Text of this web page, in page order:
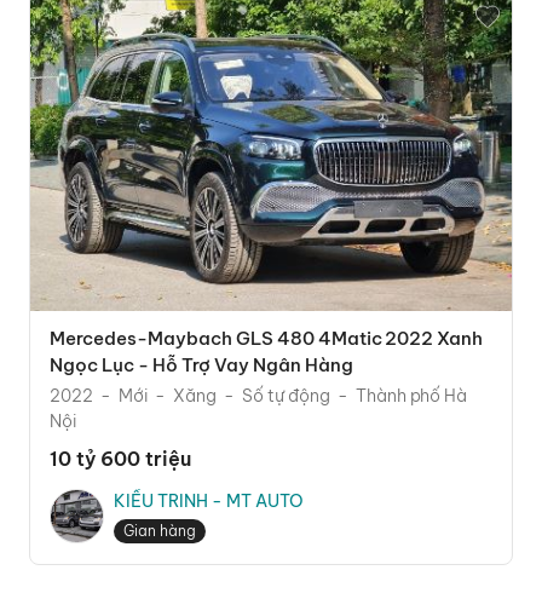
Mercedes-Maybach GLS 480 4Matic 2022 Xanh
Ngọc Lục - Hỗ Trợ Vay Ngân Hàng
2022 Mới Xăng Số tự động
Thành phố Hà
Nội
10 tỷ 600 triệu
KIỀU TRINH - MT AUTO
Gian hàng